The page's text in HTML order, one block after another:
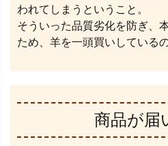
われてしまうということ。
そういった品質劣化を防ぎ、
ため、羊を一頭買いしているの
商品が届